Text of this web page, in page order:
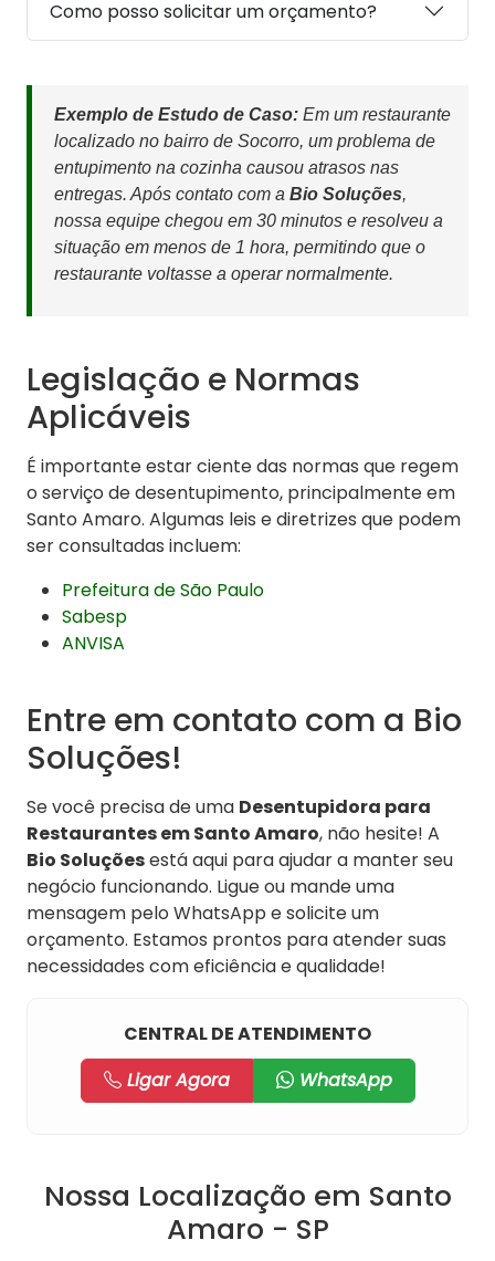
Como posso solicitar um orçamento?
Exemplo de Estudo de Caso: Em um restaurante
localizado no bairro de Socorro, um problema de
entupimento na cozinha causou atrasos nas
entregas. Após contato com a Bio Soluções,
nossa equipe chegou em 30 minutos e resolveu a
situação em menos de 1 hora, permitindo que o
restaurante voltasse a operar normalmente.
Legislação e Normas
Aplicáveis
É importante estar ciente das normas que regem
o serviço de desentupimento, principalmente em
Santo Amaro. Algumas leis e diretrizes que podem
ser consultadas incluem:
Prefeitura de São Paulo
Sabesp
ANVISA
Entre em contato com a Bio
Soluções!
Se você precisa de uma Desentupidora para
Restaurantes em Santo Amaro, não hesite! A
Bio Soluçõesestá aqui para ajudar a manter seu
negócio funcionando. Ligue ou mande uma
mensagem pelo WhatsApp e solicite um
orçamento. Estamos prontos para atender suas
necessidades com eficiência e qualidade!
CENTRAL DE ATENDIMENTO
Ligar Agora
WhatsApp
Nossa Localização em Santo
Amaro - SP